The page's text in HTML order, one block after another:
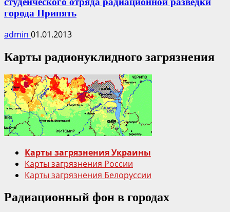
города Припять
admin 01.01.2013
Карты радионуклидного загрязнения
Карты загрязнения Украины
Карты загрязнения России
Карты загрязнения Белоруссии
Радиационный фон в городах